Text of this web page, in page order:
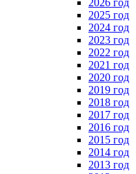
2026 год
2025 год
2024 год
2023 год
2022 год
2021 год
2020 год
2019 год
2018 год
2017 год
2016 год
2015 год
2014 год
2013 год